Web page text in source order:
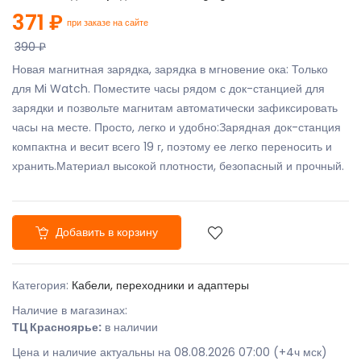
371 ₽ при заказе на сайте
390 ₽
Новая магнитная зарядка, зарядка в мгновение ока: Только
для Mi Watch. Поместите часы рядом с док-станцией для
зарядки и позвольте магнитам автоматически зафиксировать
часы на месте. Просто, легко и удобно:Зарядная док-станция
компактна и весит всего 19 г, поэтому ее легко переносить и
хранить.Материал высокой плотности, безопасный и прочный.
Добавить в корзину
Категория: Кабели, переходники и адаптеры
Наличие в магазинах:
ТЦ Красноярье: в наличии
Цена и наличие актуальны на 08.08.2026 07:00 (+4ч мск)